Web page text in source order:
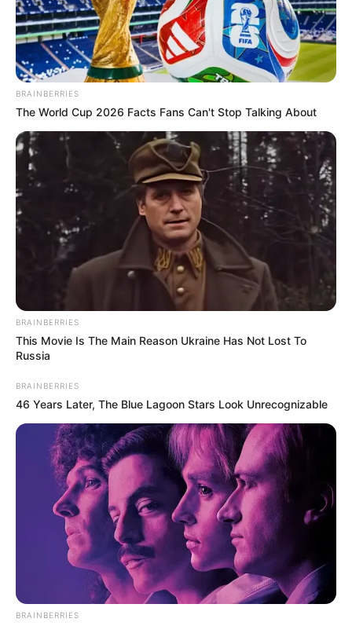
BRAINBERRIES
The World Cup 2026 Facts Fans Can't Stop Talking About
BRAINBERRIES
This Movie Is The Main Reason Ukraine Has Not Lost To
Russia
BRAINBERRIES
46 Years Later, The Blue Lagoon Stars Look Unrecognizable
BRAINBERRIES